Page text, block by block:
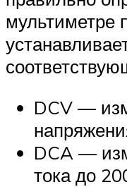
мультиметре
DCV —
DCA —
тока до